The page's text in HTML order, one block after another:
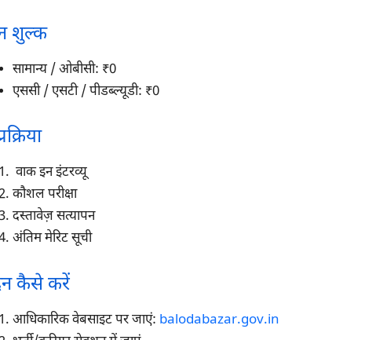
शुल्क
सामान्य / ओबीसी: ₹0
एससी / एसटी / पीडब्ल्यूडी: ₹0
वाक इन इंटरव्यू
कौशल परीक्षा
दस्तावेज़ सत्यापन
अंतिम मेरिट सूची
कैसे करें
आधिकारिक वेबसाइट पर जाएं: balodabazar.gov.in